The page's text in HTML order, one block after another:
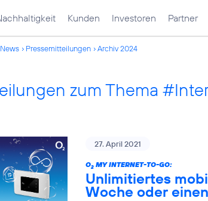
Kunden Investoren Partner
Pressemitteilungen Archiv 2024
zum Thema
27. April 2021
O2 MY INTERNET-TO-GO:
Unlimitiertes
Woche oder